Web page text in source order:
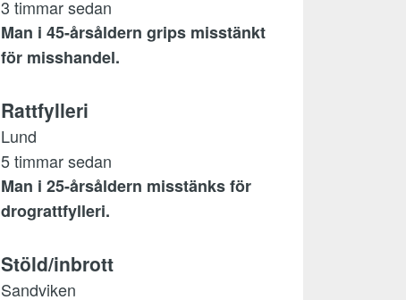
3 timmar sedan
Man i 45-årsåldern grips misstänkt
för misshandel.
Rattfylleri
Lund
5 timmar sedan
Man i 25-årsåldern misstänks för
drograttfylleri.
Stöld/inbrott
Sandviken